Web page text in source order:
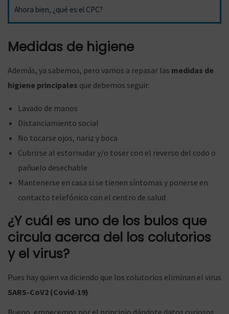
c
i
ó
n
d
o
Ahora bien, ¿qué es el CPC?
Medidas de higiene
Además, ya sabemos, pero vamos a repasar las medidas de
higiene principales que debemos seguir:
Lavado de manos
Distanciamiento social
No tocarse ojos, nariz y boca
Cubrirse al estornudar y/o toser con el reverso del codo o
pañuelo desechable
Mantenerse en casa si se tienen síntomas y ponerse en
contacto telefónico con el centro de salud
¿Y cuál es uno de los bulos que
circula acerca del los colutorios
y el virus?
Pues hay quien va diciendo que los colutorios eliminan el virus
SARS-CoV2 (Covid-19)
Bueno, empecemos por el principio dándote datos curiosos